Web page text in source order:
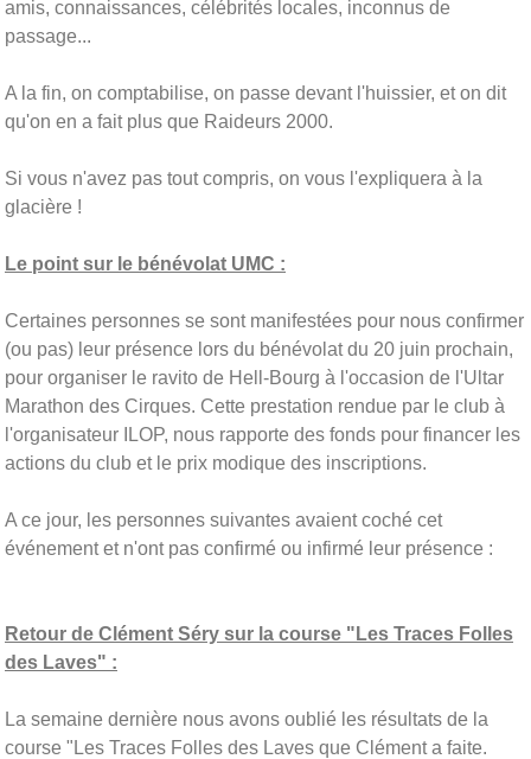
amis, connaissances, célébrités locales, inconnus de
passage...
A la fin, on comptabilise, on passe devant l'huissier, et on dit
qu'on en a fait plus que Raideurs 2000.
Si vous n'avez pas tout compris, on vous l'expliquera à la
glacière !
Le point sur le bénévolat UMC :
Certaines personnes se sont manifestées pour nous confirmer
(ou pas) leur présence lors du bénévolat du 20 juin prochain,
pour organiser le ravito de Hell-Bourg à l'occasion de l'Ultar
Marathon des Cirques. Cette prestation rendue par le club à
l'organisateur ILOP, nous rapporte des fonds pour financer les
actions du club et le prix modique des inscriptions.
A ce jour, les personnes suivantes avaient coché cet
événement et n'ont pas confirmé ou infirmé leur présence :
Retour de Clément Séry sur la course "Les Traces Folles
des Laves" :
La semaine dernière nous avons oublié les résultats de la
course "Les Traces Folles des Laves que Clément a faite.